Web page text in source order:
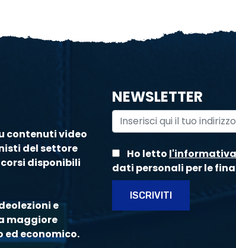
contenuti video
del settore
disponibili
e
maggiore
ed economico.
NEWSLETTER
Ho letto l'informativa
dati personali per le
ISCRIVITI